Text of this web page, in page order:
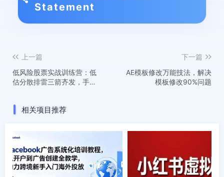
Statement
上一篇
低风险股票实战训练营：低
估分散排雷三箭齐发，手把
下一篇
AE模板修改万能技法，解决
模板修改90%问题
相关项目推荐